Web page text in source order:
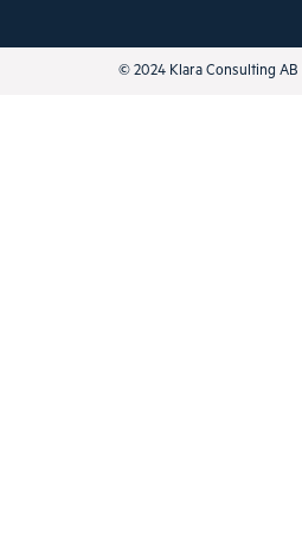
© 2024 Klara Consulting AB |